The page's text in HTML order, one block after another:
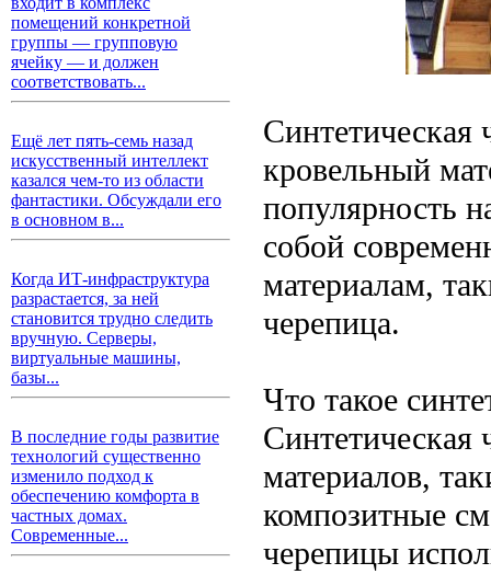
помещений конкретной
группы — групповую
ячейку — и должен
соответствовать...
Ещё лет пять-семь назад
искусственный интеллект
казался чем-то из области
фантастики. Обсуждали его
в основном в...
Когда ИТ-инфраструктура
разрастается, за ней
становится трудно следить
вручную. Серверы,
виртуальные машины,
базы...
В последние годы развитие
технологий существенно
изменило подход к
обеспечению комфорта в
частных домах.
Современные...
Синтетическая
кровельный
популярность
собой
материалам,
черепица.
Что такое
Синтетическая
материалов,
композитные
черепицы